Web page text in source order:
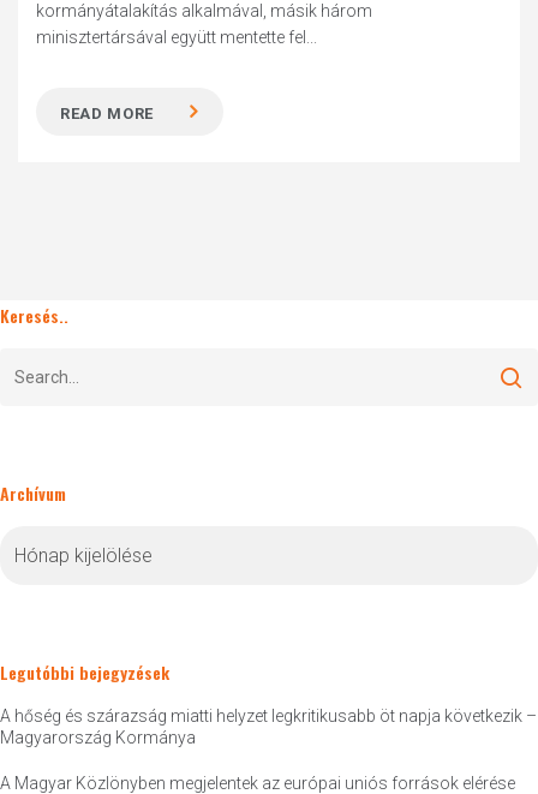
kormányátalakítás alkalmával, másik három
minisztertársával együtt mentette fel...
READ MORE
Keresés..
Archívum
Legutóbbi bejegyzések
A hőség és szárazság miatti helyzet legkritikusabb öt napja következik –
Magyarország Kormánya
A Magyar Közlönyben megjelentek az európai uniós források elérése